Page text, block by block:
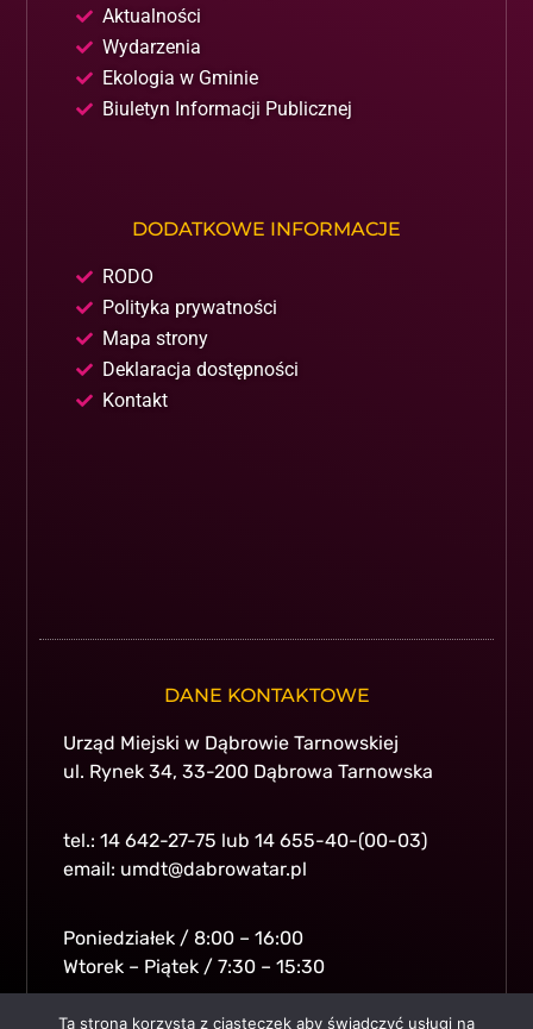
Aktualności
Wydarzenia
Ekologia w Gminie
Biuletyn Informacji Publicznej
DODATKOWE INFORMACJE
RODO
Polityka prywatności
Mapa strony
Deklaracja dostępności
Kontakt
DANE KONTAKTOWE
Urząd Miejski w Dąbrowie Tarnowskiej
ul. Rynek 34, 33-200 Dąbrowa Tarnowska
tel.: 14 642-27-75 lub 14 655-40-(00-03)
email: umdt@dabrowatar.pl
Poniedziałek / 8:00 – 16:00
Wtorek – Piątek / 7:30 – 15:30
Ta strona korzysta z ciasteczek aby świadczyć usługi na